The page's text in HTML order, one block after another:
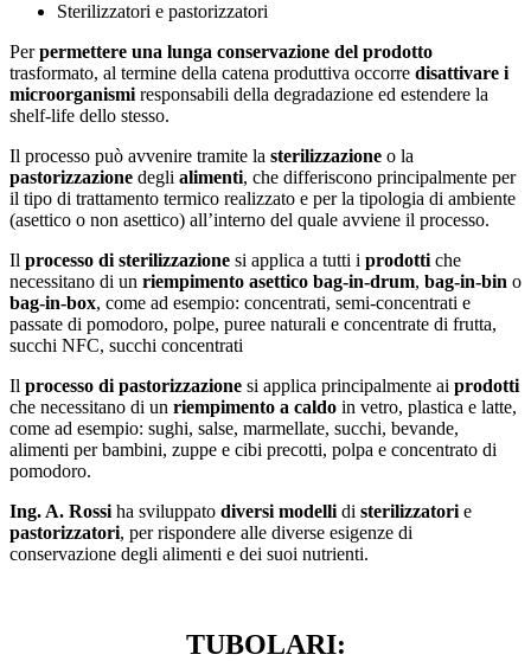
Sterilizzatori e pastorizzatori
Perpermettere una lunga conservazione del prodotto
trasformato, al termine della catena produttiva occorre disattivare i
microorganismi responsabili della degradazione ed estendere la
shelf-life dello stesso.
Il processo può avvenire tramite la sterilizzazione o la
pastorizzazione degli alimenti, che differiscono principalmente per
il tipo di trattamento termico realizzato e per la tipologia di ambiente
(asettico o non asettico) all’interno del quale avviene il processo.
Il processo di sterilizzazione si applica a tutti i prodotti che
necessitano di un riempimento asettico bag-in-drum, bag-in-bin o
bag-in-box, come ad esempio: concentrati, semi-concentrati e
passate di pomodoro, polpe, puree naturali e concentrate di frutta,
succhi NFC, succhi concentrati
Il processo di pastorizzazione si applica principalmente ai prodotti
che necessitano di un riempimento a caldo in vetro, plastica e latte,
come ad esempio: sughi, salse, marmellate, succhi, bevande,
alimenti per bambini, zuppe e cibi precotti, polpa e concentrato di
pomodoro.
Ing. A. Rossi ha sviluppato diversi modelli di sterilizzatori e
pastorizzatori, per rispondere alle diverse esigenze di
conservazione degli alimenti e dei suoi nutrienti.
TUBOLARI: